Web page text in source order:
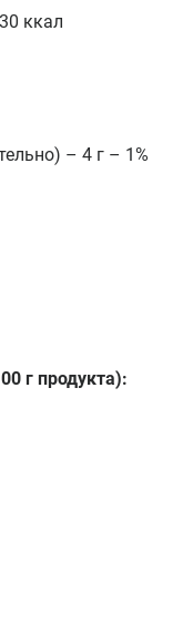
ккал
– 4 г – 1%
г продукта):